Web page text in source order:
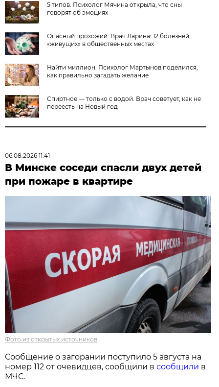
5 типов. Психолог Мячина открыла, что сны
говорят об эмоциях
Опасный прохожий. Врач Ларина: 12 болезней,
«живущих» в общественных местах
Найти миллион. Психолог Мартынов поделился,
как правильно загадать желание
Спиртное — только с водой. Врач советует, как не
переесть на Новый год
06.08.2026 11:41
В Минске соседи спасли двух детей
при пожаре в квартире
Фото из открытых источников
Сообщение о загорании поступило 5 августа на
номер 112 от очевидцев, сообщили всообщили в
МЧС.